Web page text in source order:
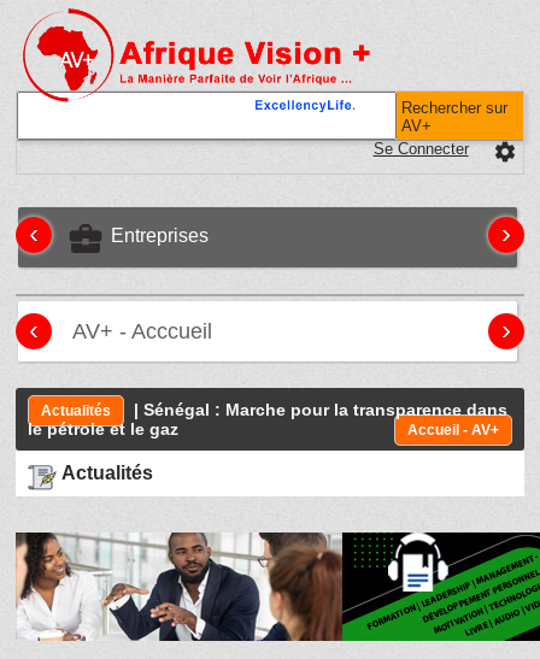
Rechercher sur
AV+
settings
Se Connecter
business_center Entreprises
‹ ›
AV+ - Acccueil
‹ ›
Actualités
| Sénégal : Marche pour la transparence dans
le pétrole et le gaz
Accueil - AV+
Actualités